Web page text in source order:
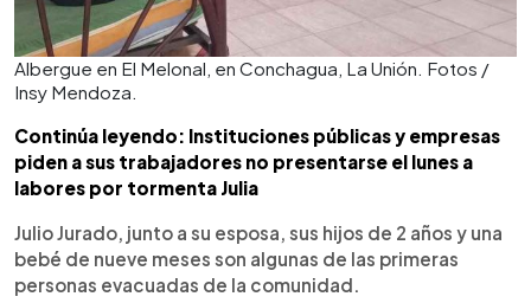
Albergue en El Melonal, en Conchagua, La Unión. Fotos /
Insy Mendoza.
Continúa leyendo: Instituciones públicas y empresas
piden a sus trabajadores no presentarse el lunes a
labores por tormenta Julia
Julio Jurado, junto a su esposa, sus hijos de 2 años y una
bebé de nueve meses son algunas de las primeras
personas evacuadas de la comunidad.